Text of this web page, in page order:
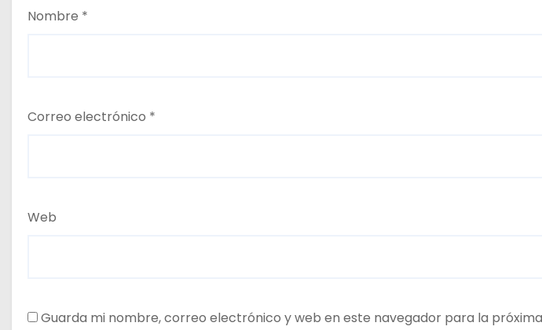
Nombre *
Correo electrónico *
Web
Guarda mi nombre, correo electrónico y web en este navegador para la